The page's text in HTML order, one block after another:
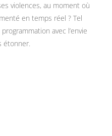
violences, au moment où
en temps réel ? Tel
avec l’envie
étonner.